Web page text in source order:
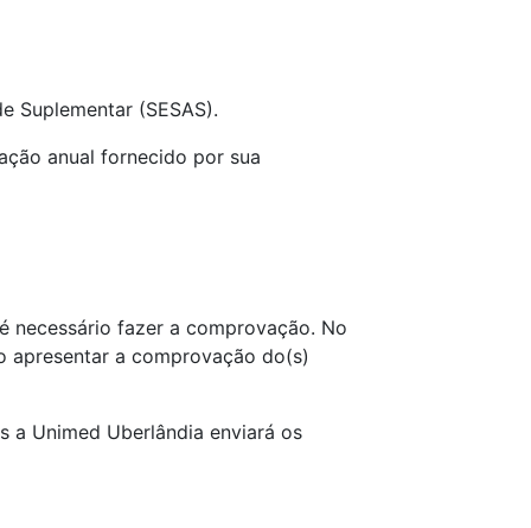
Suplementar (SESAS).
anual fornecido por sua
necessário fazer a comprovação. No
apresentar a comprovação do(s)
a Unimed Uberlândia enviará os